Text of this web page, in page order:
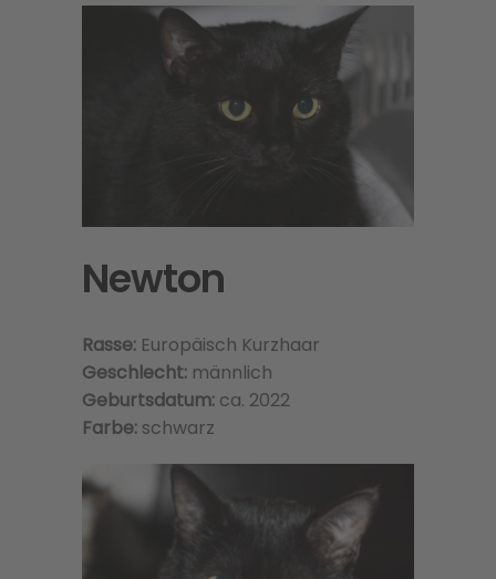
Newton
Rasse: Europäisch Kurzhaar
Geschlecht: männlich
Geburtsdatum: ca. 2022
Farbe: schwarz